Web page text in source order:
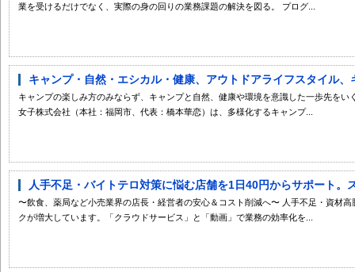
業を受けるだけでなく、実際の身の回りの業務課題の解決を図る。 プログ...
キャンプ・自然・エシカル・健康、アウトドアライフスタイル、
キャンプの楽しみ方のみならず、キャンプと自然、健康や環境を意識した一歩先を
女子株式会社（本社：福岡市、代表：橋本華恋）は、多様化するキャンプ...
人手不足・バイトテロ対策に悩む店舗を1日40円からサポート。
〜飲食、薬局など小売業界の店長・経営者の安心＆コスト削減へ〜 人手不足・資材
クが増大しています。「クラウドサービス」と「動画」で業務の効率化を...